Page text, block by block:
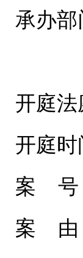
承办
开庭
开庭
案 号
案 由